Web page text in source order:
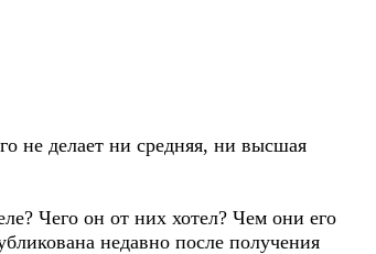
не делает ни средняя, ни высшая
Чего он от них хотел? Чем они его
недавно после получения